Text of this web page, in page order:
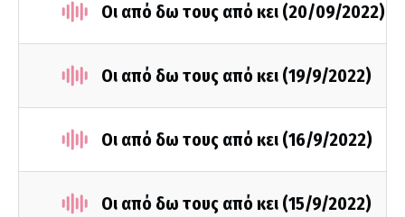
Οι από δω τους από κει (20/09/2022)
Οι από δω τους από κει (19/9/2022)
Οι από δω τους από κει (16/9/2022)
Οι από δω τους από κει (15/9/2022)